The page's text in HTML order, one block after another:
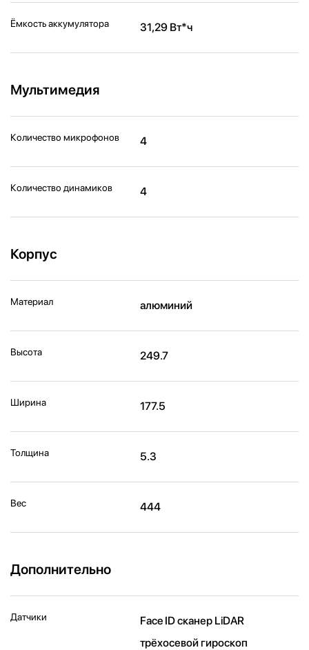
Ёмкость аккумулятора 31,29 Вт*ч
Мультимедия
Количество микрофонов 4
Количество динамиков 4
Корпус
Материал алюминий
Высота 249.7
Ширина 177.5
Толщина 5.3
Вес 444
Дополнительно
Датчики
Face ID сканер LiDAR
трёхосевой гироскоп